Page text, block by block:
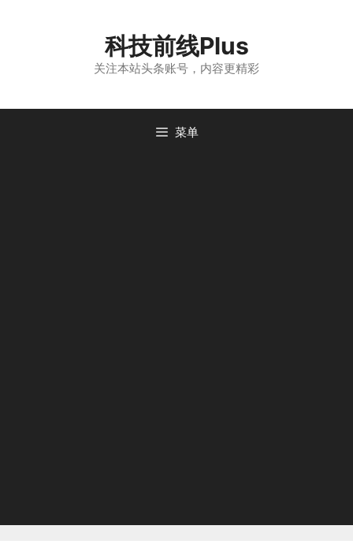
科技前线Plus
关注本站头条账号，内容更精彩
菜单